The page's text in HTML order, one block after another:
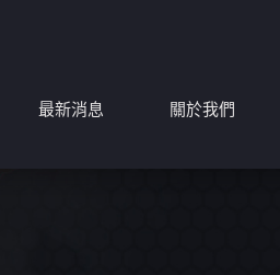
最新消息 關於我們